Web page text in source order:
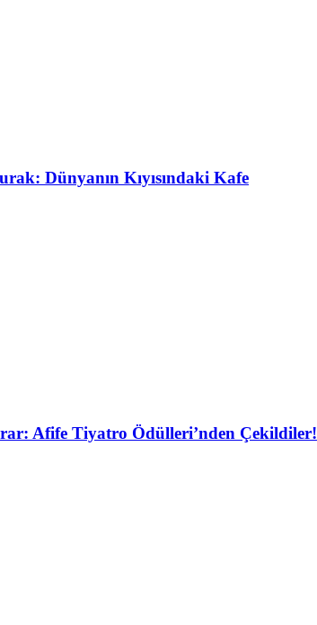
Dünyanın Kıyısındaki Kafe
Afife Tiyatro Ödülleri’nden Çekildiler!